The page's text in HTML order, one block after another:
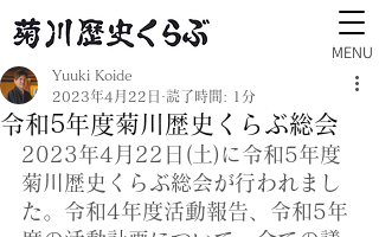
MENU
令和5年度菊川歴史くらぶ総会
Yuuki Koide
2023年4月22日
読了時間: 1分
2023年4月22日(土)に令和5年度
菊川歴史くらぶ総会が行われまし
た。令和4年度活動報告、令和5年